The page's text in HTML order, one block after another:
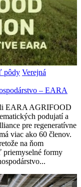
pôdy Verejná
– EARA
EARA AGRIFOOD
podujatí a
pre regeneratívne
viac ako 60 členov.
na ňom
priemyselné formy